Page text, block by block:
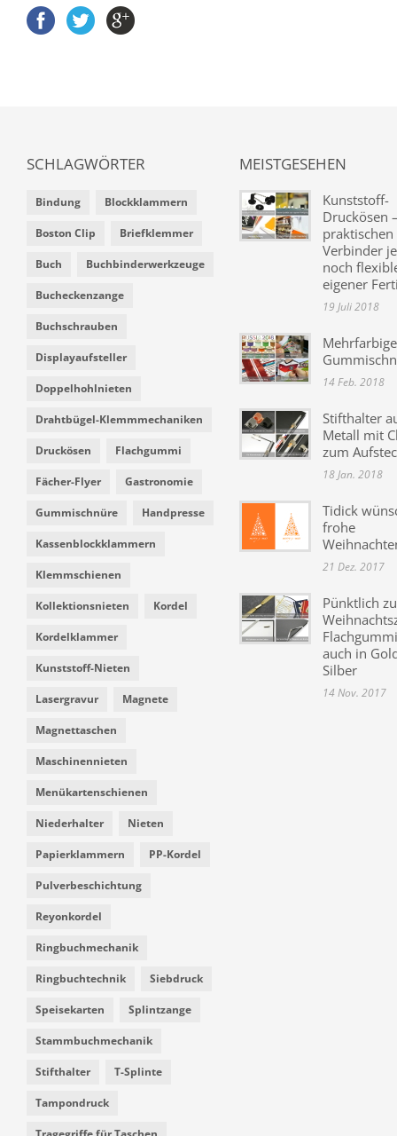
SCHLAGWÖRTER
Bindung Blockklammern
Boston Clip Briefklemmer
Buch Buchbinderwerkzeuge
Bucheckenzange
Buchschrauben
Displayaufsteller
Doppelhohlnieten
Drahtbügel-Klemmmechaniken
Druckösen Flachgummi
Fächer-Flyer Gastronomie
Gummischnüre Handpresse
Kassenblockklammern
Klemmschienen
Kollektionsnieten Kordel
Kordelklammer
Kunststoff-Nieten
Lasergravur Magnete
Magnettaschen
Maschinennieten
Menükartenschienen
Niederhalter Nieten
Papierklammern PP-Kordel
Pulverbeschichtung
Reyonkordel
Ringbuchmechanik
Ringbuchtechnik Siebdruck
Speisekarten Splintzange
Stammbuchmechanik
Stifthalter T-Splinte
Tampondruck
MEISTGESEHEN
Kunststoff-
Druckösen
praktischen
Verbinder
noch
eigener
19 Juli 2018
Mehrfarbige
14 Feb. 2018
Stifthalter
Metall mit
zum
18 Jan. 2018
Tidick
frohe
21 Dez. 2017
Pünktlich
auch in
Silber
14 Nov. 2017